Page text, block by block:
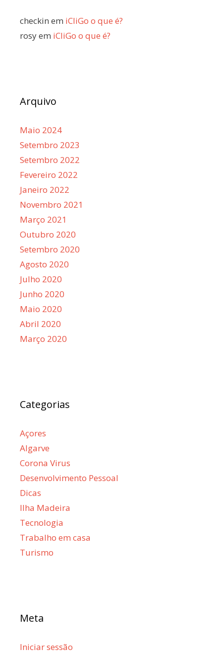
checkin em iCliGo o que é?
rosyem iCliGo o que é?
Arquivo
Maio 2024
Setembro 2023
Setembro 2022
Fevereiro 2022
Janeiro 2022
Novembro 2021
Março 2021
Outubro 2020
Setembro 2020
Agosto 2020
Julho 2020
Junho 2020
Maio 2020
Abril 2020
Março 2020
Categorias
Açores
Algarve
Corona Virus
Desenvolvimento Pessoal
Dicas
Ilha Madeira
Tecnologia
Trabalho em casa
Turismo
Meta
Iniciar sessão